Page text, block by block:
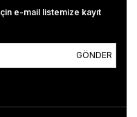
e-mail listemize kayıt
GÖNDER